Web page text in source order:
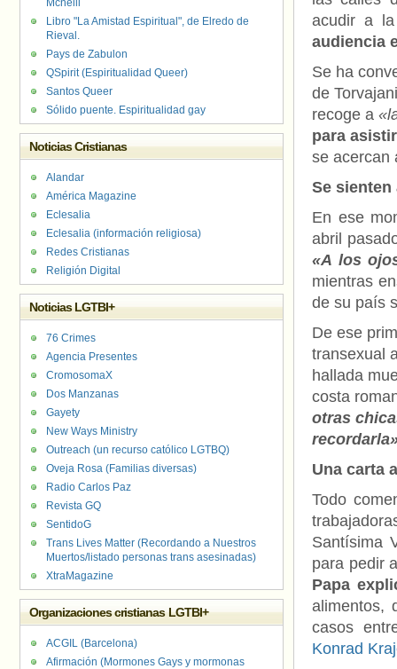
acudir a
audiencia
Se ha
de
recoge a
para
se acercan
Se
En ese
abril
«A los
mientras
de su país
De ese
transexual
hallada
costa
otras
Una carta
Todo
Santísima
para pedir
Papa
alimentos,
casos
Konrad
Mcneill
Libro "La Amistad Espiritual", de Elredo de
Rieval.
Pays de Zabulon
QSpirit (Espiritualidad Queer)
Santos Queer
Sólido puente. Espiritualidad gay
Noticias Cristianas
Alandar
América Magazine
Eclesalia
Eclesalia (información religiosa)
Redes Cristianas
Religión Digital
Noticias LGTBI+
76 Crimes
Agencia Presentes
CromosomaX
Dos Manzanas
Gayety
New Ways Ministry
Outreach (un recurso católico LGTBQ)
Oveja Rosa (Familias diversas)
Radio Carlos Paz
Revista GQ
SentidoG
Trans Lives Matter (Recordando a Nuestros
Muertos/listado personas trans asesinadas)
XtraMagazine
Organizaciones cristianas LGTBI+
ACGIL (Barcelona)
Afirmación (Mormones Gays y mormonas